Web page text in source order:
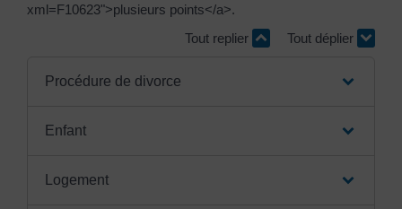
xml=F10623">plusieurs points</a>.
Tout replier
Tout déplier
Procédure de divorce
Enfant
Logement